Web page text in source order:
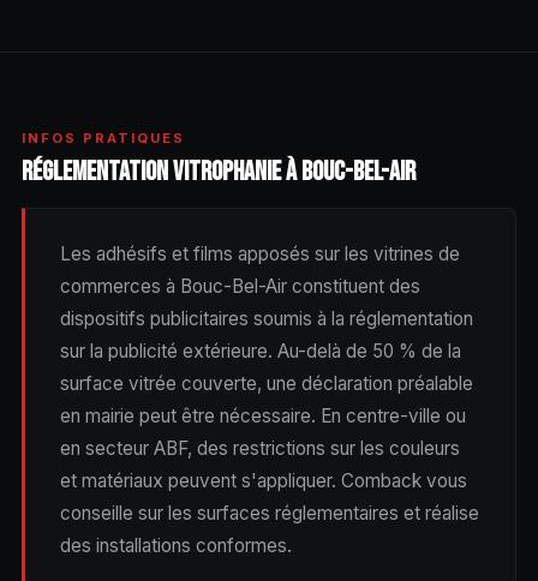
INFOS PRATIQUES
RÉGLEMENTATION VITROPHANIE À BOUC-BEL-AIR
Les adhésifs et films apposés sur les vitrines de
commerces à Bouc-Bel-Air constituent des
dispositifs publicitaires soumis à la réglementation
sur la publicité extérieure. Au-delà de 50 % de la
surface vitrée couverte, une déclaration préalable
en mairie peut être nécessaire. En centre-ville ou
en secteur ABF, des restrictions sur les couleurs
et matériaux peuvent s'appliquer. Comback vous
conseille sur les surfaces réglementaires et réalise
des installations conformes.